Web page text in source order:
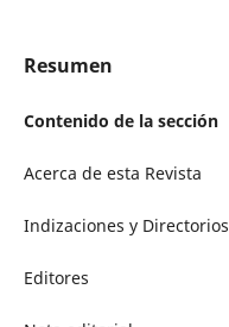
Resumen
Contenido de la sección
Acerca de esta Revista
Indizaciones y Directorios
Editores